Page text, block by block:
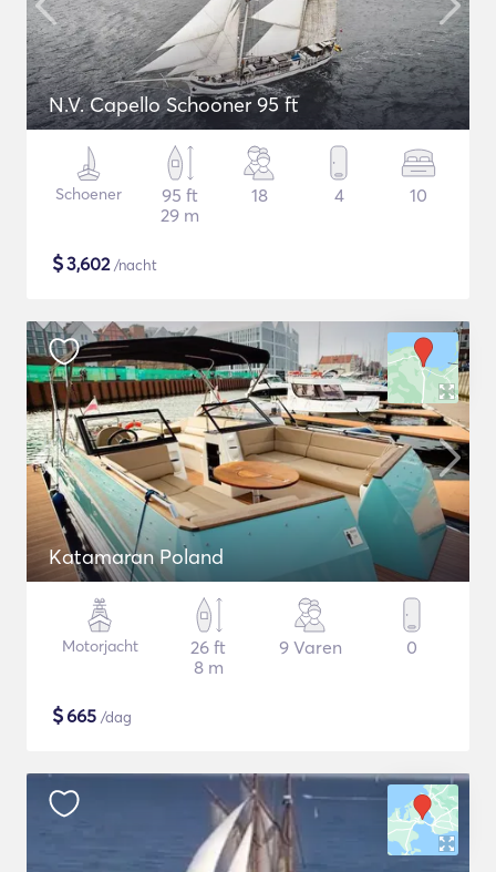
N.V. Capello Schooner 95 ft
Schoener
95 ft
29 m
18 4 10
$3,602/nacht
Katamaran Poland
Motorjacht
26 ft
8 m
9 Varen 0
$665 /dag